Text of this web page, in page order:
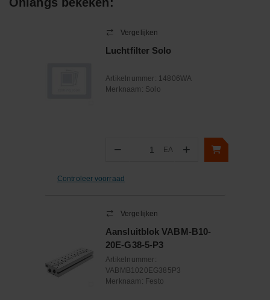
Vergelijken
Luchtfilter Solo
Artikelnummer: 14806WA
Merknaam: Solo
− Aantal
EA +
Controleer voorraad
Vergelijken
Aansluitblok VABM-B10-
20E-G38-5-P3
Artikelnummer:
VABMB1020EG385P3
Merknaam: Festo